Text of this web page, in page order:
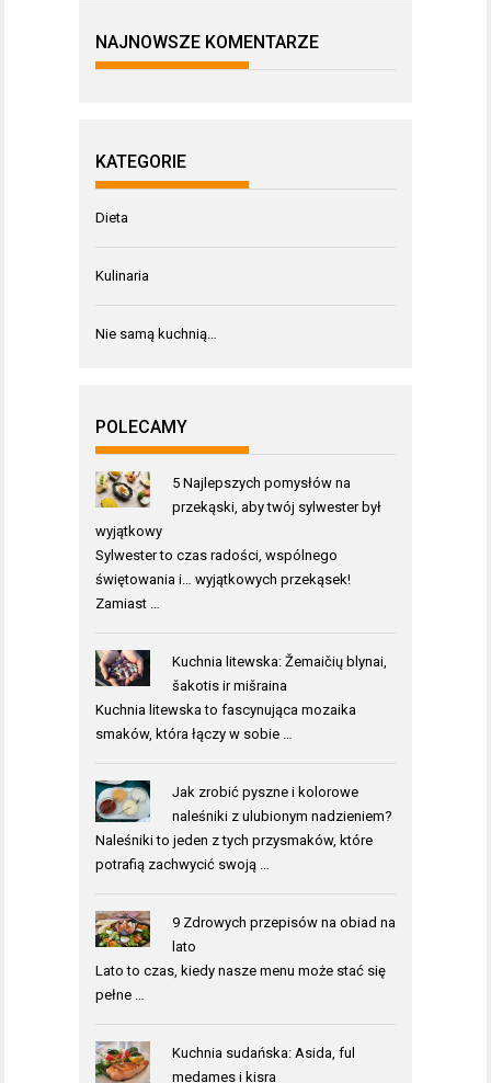
NAJNOWSZE KOMENTARZE
KATEGORIE
Dieta
Kulinaria
Nie samą kuchnią…
POLECAMY
5 Najlepszych pomysłów na
przekąski, aby twój sylwester był
wyjątkowy
Sylwester to czas radości, wspólnego
świętowania i… wyjątkowych przekąsek!
Zamiast …
Kuchnia litewska: Žemaičių blynai,
šakotis ir mišraina
Kuchnia litewska to fascynująca mozaika
smaków, która łączy w sobie …
Jak zrobić pyszne i kolorowe
naleśniki z ulubionym nadzieniem?
Naleśniki to jeden z tych przysmaków, które
potrafią zachwycić swoją …
9 Zdrowych przepisów na obiad na
lato
Lato to czas, kiedy nasze menu może stać się
pełne …
Kuchnia sudańska: Asida, ful
medames i kisra